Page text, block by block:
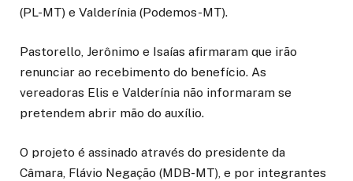
(PL-MT) e Valderínia (Podemos-MT).
Pastorello, Jerônimo e Isaías afirmaram que irão
renunciar ao recebimento do benefício. As
vereadoras Elis e Valderínia não informaram se
pretendem abrir mão do auxílio.
O projeto é assinado através do presidente da
Câmara, Flávio Negação (MDB-MT), e por integrantes